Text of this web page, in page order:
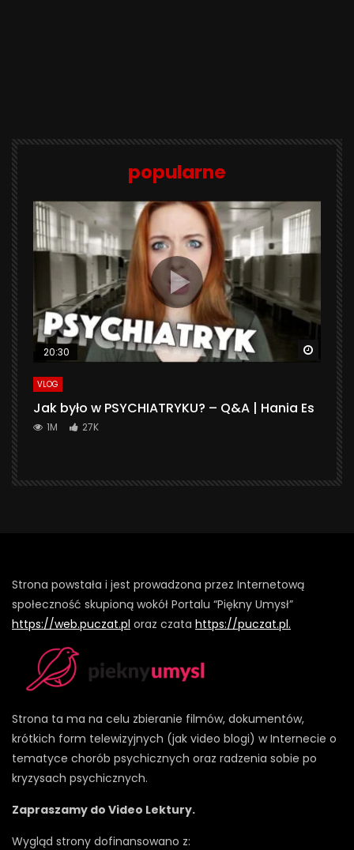
popularne
20:30
VLOG
Jak było w PSYCHIATRYKU? – Q&A | Hania Es
1M 27K
Strona powstała i jest prowadzona przez Internetową
społeczność skupioną wokół Portalu “Piękny Umysł”
https://web.puczat.pl oraz czata https://puczat.pl.
Strona ta ma na celu zbieranie filmów, dokumentów,
krótkich form telewizyjnych (jak video blogi) w Internecie o
tematyce chorób psychicznych oraz radzenia sobie po
kryzysach psychicznych.
Zapraszamy do Video Lektury.
Wygląd strony dofinansowano z: